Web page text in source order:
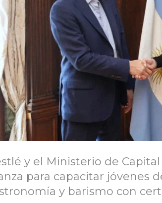
y el Ministerio de
para capacitar jóvenes
y barismo con